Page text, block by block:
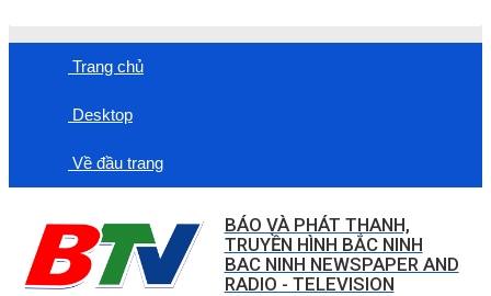
Trang chủ
Desktop
Về đầu trang
BÁO VÀ PHÁT THANH,
TRUYỀN HÌNH BẮC NINH
BAC NINH NEWSPAPER AND
RADIO - TELEVISION